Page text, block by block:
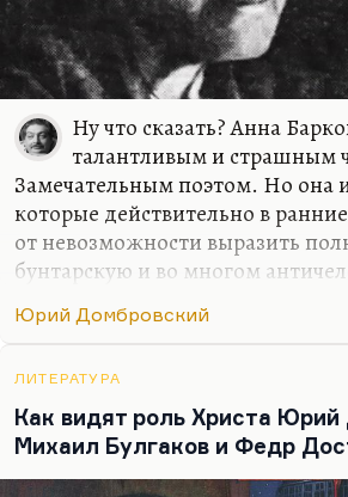
Ну что сказать? Анна
талантливым и страшным
Замечательным поэтом. Но она
которые действительно в
от невозможности выразить
бунтарскую и во многом
догнала характер (так бы я
чудовищной обиды на жизнь,
Это действительно такая
называть себя озлобленной
этого лирического лица. Но
Юрий Домбровский
ЛИТЕРАТУРА
Как видят роль Христа Юрий
Михаил Булгаков и Федр